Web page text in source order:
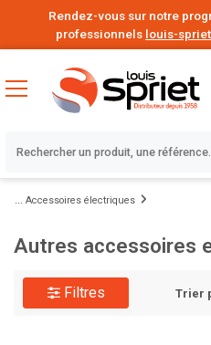
Rendez-vous sur notre
professionnels louis-
Accessoires électriques
Autres accessoires
Filtres Trier